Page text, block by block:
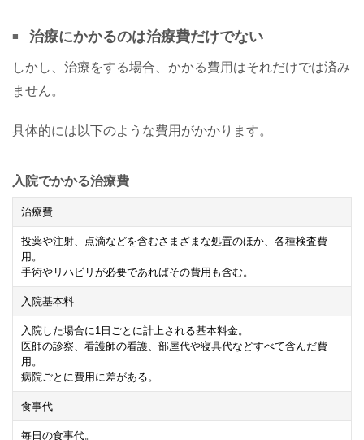
治療にかかるのは治療費だけでない
しかし、治療をする場合、かかる費用はそれだけでは済み
ません。
具体的には以下のような費用がかかります。
入院でかかる治療費
治療費
投薬や注射、点滴などを含むさまざまな処置のほか、各種検査費
用。
手術やリハビリが必要であればその費用も含む。
入院基本料
入院した場合に1 日ごとに計上される基本料金。
医師の診察、看護師の看護、部屋代や寝具代などすべて含んだ費
用。
病院ごとに費用に差がある。
食事代
毎日の食事代。